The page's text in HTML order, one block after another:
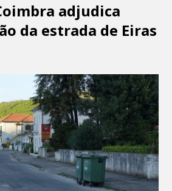
adjudica
da estrada de Eiras